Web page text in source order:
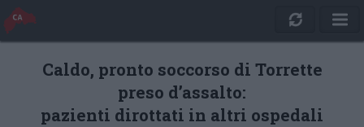
Caldo, pronto soccorso di Torrette
preso d’assalto:
pazienti dirottati in altri ospedali